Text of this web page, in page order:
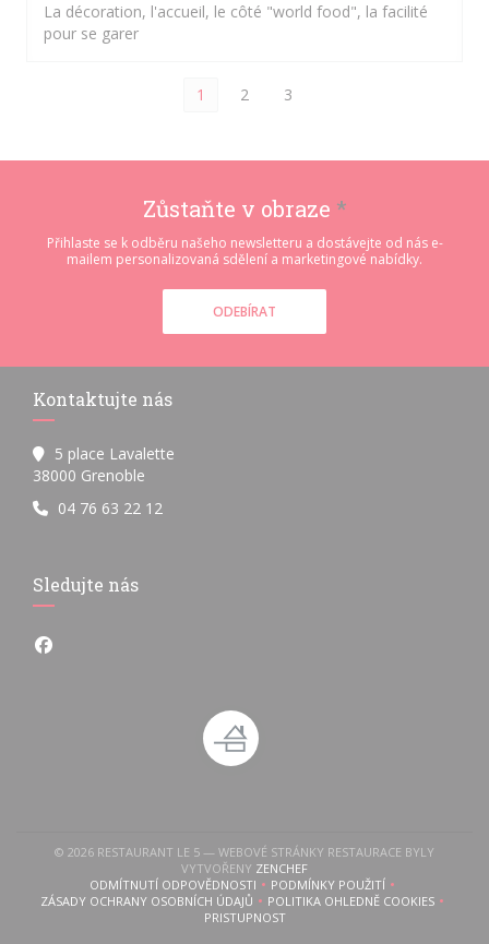
La décoration, l'accueil, le côté "world food", la facilité
pour se garer
1 2 3
Zůstaňte v obraze *
Přihlaste se k odběru našeho newsletteru a dostávejte od nás e-
mailem personalizovaná sdělení a marketingové nabídky.
ODEBÍRAT
Kontaktujte nás
5 place Lavalette
38000 Grenoble
04 76 63 22 12
Sledujte nás
Facebook ((otevře se v novém okně))
© 2026 RESTAURANT LE 5 — WEBOVÉ STRÁNKY RESTAURACE BYLY
VYTVOŘENY ZENCHEF((OTEVŘE SE V NOVÉM OKNĚ))
ODMÍTNUTÍ ODPOVĚDNOSTI((OTEVŘE SE V NOVÉM OKNĚ))
PODMÍNKY POUŽITÍ((OTEVŘE SE V NOVÉM
ZÁSADY OCHRANY OSOBNÍCH ÚDAJŮ
((OTEVŘE SE V NOVÉM OKNĚ))POLITIKA OHLEDNĚ COOKIES
((OTEVŘE SE V NOVÉM
PRISTUPNOST
((OTEVŘE SE V NOVÉM OKNĚ))